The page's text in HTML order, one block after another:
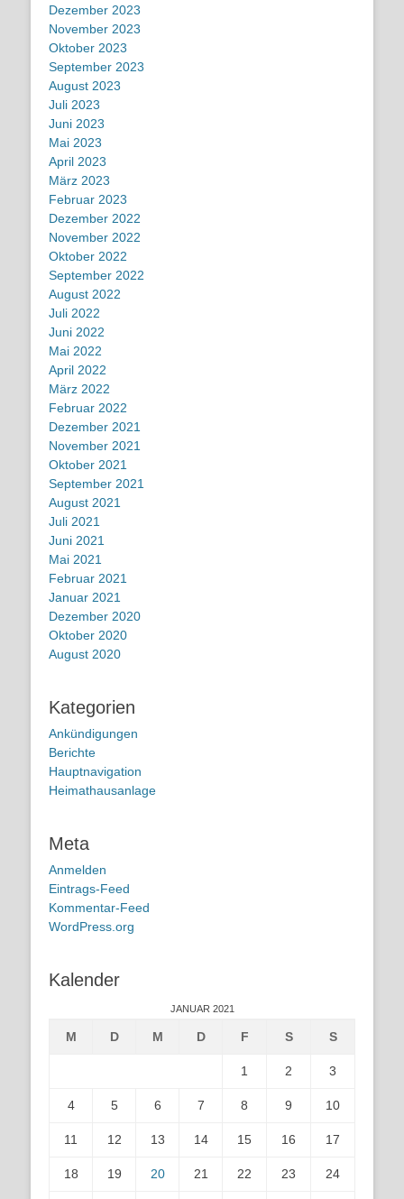
Dezember 2023
November 2023
Oktober 2023
September 2023
August 2023
Juli 2023
Juni 2023
Mai 2023
April 2023
März 2023
Februar 2023
Dezember 2022
November 2022
Oktober 2022
September 2022
August 2022
Juli 2022
Juni 2022
Mai 2022
April 2022
März 2022
Februar 2022
Dezember 2021
November 2021
Oktober 2021
September 2021
August 2021
Juli 2021
Juni 2021
Mai 2021
Februar 2021
Januar 2021
Dezember 2020
Oktober 2020
August 2020
Kategorien
Ankündigungen
Berichte
Hauptnavigation
Heimathausanlage
Meta
Anmelden
Eintrags-Feed
Kommentar-Feed
WordPress.org
Kalender
JANUAR 2021
M D M D F S S
1 2 3
4 5 6 7 8 9 10
11 12 13 14 15 16 17
18 19 20 21 22 23 24